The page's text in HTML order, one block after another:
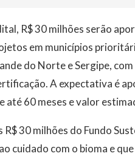
R$ 30 milhões serão
em municípios
do Norte e Sergipe,
A expectativa é
até 60 meses e valor
R$ 30 milhões do Fundo
cuidado com o bioma e